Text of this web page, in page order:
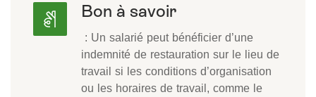
Bon à savoir
: Un salarié peut bénéficier d’une
indemnité de restauration sur le lieu de
travail si les conditions d’organisation
ou les horaires de travail, comme le